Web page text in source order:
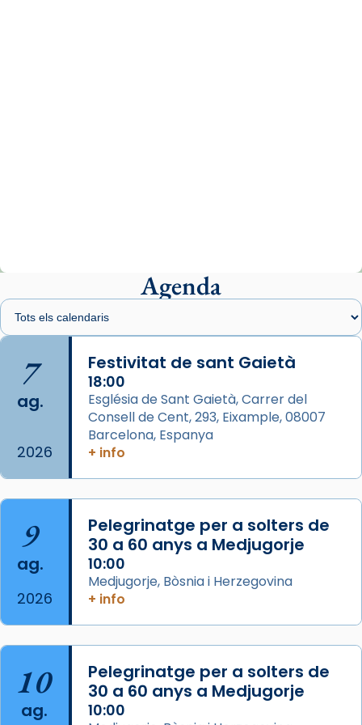
presidit aquest 27 de juliol la missa de Les
Santes de Mataró.
🔗
📸 J. Merino
Photo
View on Facebook · Share
Arquebisbat de Barcelona
1 week ago
missa d’acció de gràcies en agraïment al
comitè organitzador de la visita apostòlica
del Sant Pare Lleó XIV a Barcelona, i als
col·laboradors, a la Catedral de Barcelona.
Mons. David Abadías.
📸 Dr. G. Simón
Agenda
7
ag.
2026
Festivitat de sant Gaietà
18:00
Església de Sant Gaietà, Carrer del
Consell de Cent, 293, Eixample, 08007
Barcelona, Espanya
+ info
9
ag.
2026
Pelegrinatge per a solters de
30 a 60 anys a Medjugorje
10:00
Medjugorje, Bòsnia i Herzegovina
+ info
10
ag.
Pelegrinatge per a solters de
30 a 60 anys a Medjugorje
10:00